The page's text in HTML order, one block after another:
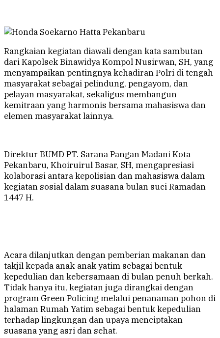
Rangkaian kegiatan diawali dengan kata sambutan
dari Kapolsek Binawidya Kompol Nusirwan, SH, yang
menyampaikan pentingnya kehadiran Polri di tengah
masyarakat sebagai pelindung, pengayom, dan
pelayan masyarakat, sekaligus membangun
kemitraan yang harmonis bersama mahasiswa dan
elemen masyarakat lainnya.
Direktur BUMD PT. Sarana Pangan Madani Kota
Pekanbaru, Khoiruirul Basar, SH, mengapresiasi
kolaborasi antara kepolisian dan mahasiswa dalam
kegiatan sosial dalam suasana bulan suci Ramadan
1447 H.
Acara dilanjutkan dengan pemberian makanan dan
takjil kepada anak-anak yatim sebagai bentuk
kepedulian dan kebersamaan di bulan penuh berkah.
Tidak hanya itu, kegiatan juga dirangkai dengan
program Green Policing melalui penanaman pohon di
halaman Rumah Yatim sebagai bentuk kepedulian
terhadap lingkungan dan upaya menciptakan
suasana yang asri dan sehat.